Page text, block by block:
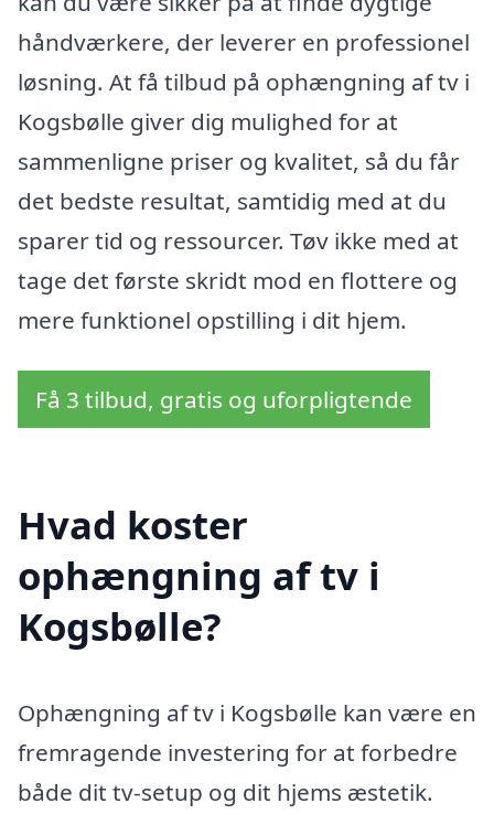
håndværkere, der leverer en professionel
løsning. At få tilbud på ophængning af tv i
Kogsbølle giver dig mulighed for at
sammenligne priser og kvalitet, så du får
det bedste resultat, samtidig med at du
sparer tid og ressourcer. Tøv ikke med at
tage det første skridt mod en flottere og
mere funktionel opstilling i dit hjem.
Få 3 tilbud, gratis og uforpligtende
Hvad koster
ophængning af tv i
Kogsbølle?
Ophængning af tv i Kogsbølle kan være en
fremragende investering for at forbedre
både dit tv-setup og dit hjems æstetik.